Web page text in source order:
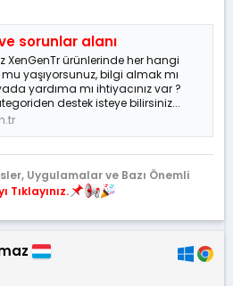
sorunlar alanı
XenGenTr ürünlerinde her hangi
yaşıyorsunuz, bilgi almak mı
yardıma mı ihtiyacınız var ?
destek isteye bilirsiniz...
Uygulamalar ve Bazı Önemli
Tıklayınız.